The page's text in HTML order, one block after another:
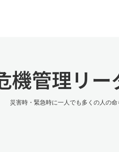
機管理リ
災害時・緊急時に一人でも多くの人の